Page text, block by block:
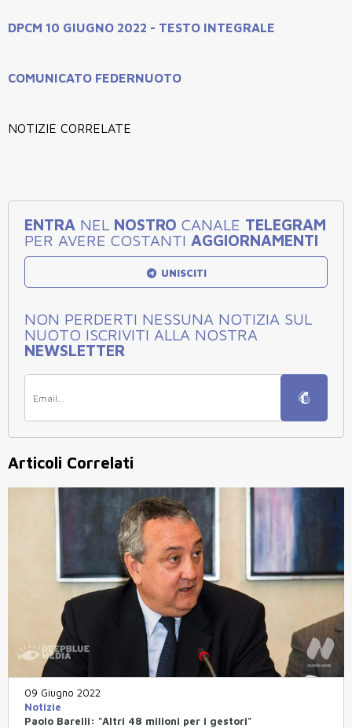
DPCM 10 GIUGNO 2022 - TESTO INTEGRALE
COMUNICATO FEDERNUOTO
NOTIZIE CORRELATE
ENTRA NEL NOSTRO CANALE TELEGRAM
PER AVERE COSTANTI AGGIORNAMENTI
UNISCITI
NON PERDERTI NESSUNA NOTIZIA SUL
NUOTO ISCRIVITI ALLA NOSTRA
NEWSLETTER
Articoli Correlati
09 Giugno 2022
Notizie
Paolo Barelli: "Altri 48 milioni per i gestori"